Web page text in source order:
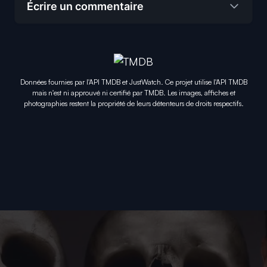
Écrire un commentaire
Données fournies par l'API TMDB et JustWatch. Ce projet utilise l'API TMDB
mais n'est ni approuvé ni certifié par TMDB. Les images, affiches et
photographies restent la propriété de leurs détenteurs de droits respectifs.